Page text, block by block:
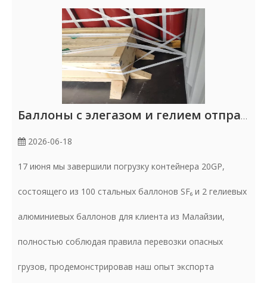
Баллоны с элегазом и гелием отправлены в Малайзию
2026-06-18
17 июня мы завершили погрузку контейнера 20GP,
состоящего из 100 стальных баллонов SF₆ и 2 гелиевых
алюминиевых баллонов для клиента из Малайзии,
полностью соблюдая правила перевозки опасных
грузов, продемонстрировав наш опыт экспорта